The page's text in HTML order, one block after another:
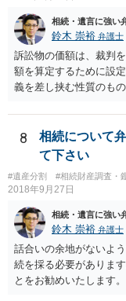
相続・遺言に強い
鈴木 崇裕 弁護士
訴訟物の価額は、裁判
額を算定するために設
義を差し挟む性質のも
したとしても、変更さ
8
相続について
て下さい
#遺産分割 #相続財産調査・
2018年9月27日
相続・遺言に強い
鈴木 崇裕 弁護士
話合いの余地がないよ
続を採る必要がありま
とをお勧めいたします。